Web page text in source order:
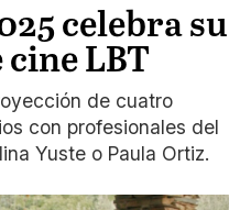
celebra su
LBT
de cuatro
con profesionales del
Yuste o Paula Ortiz.